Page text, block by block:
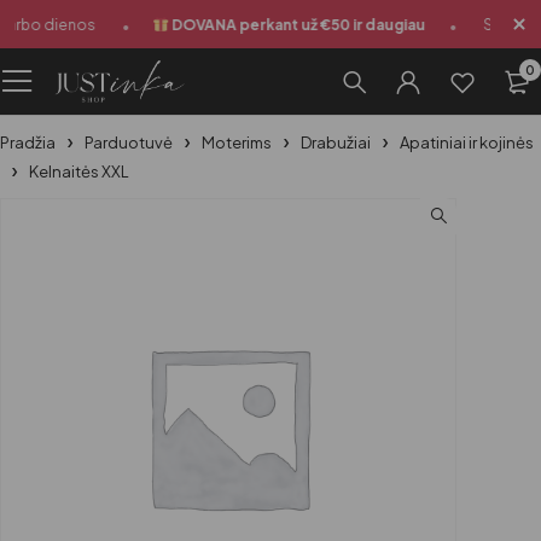
dienos DOVANA perkant už €50 ir daugiau
0
Pradžia Parduotuvė Moterims Drabužiai
Apatiniai ir kojinės
Kelnaitės XXL